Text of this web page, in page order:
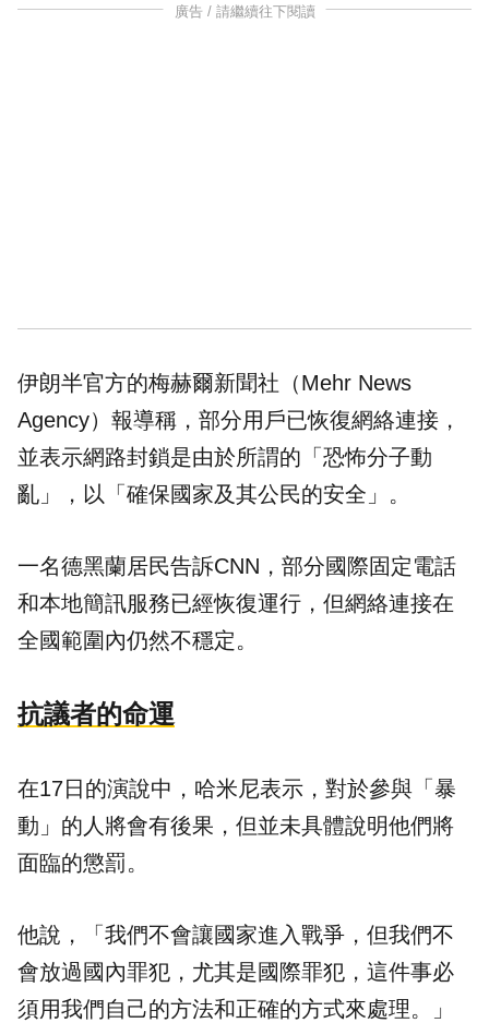
廣告 / 請繼續往下閱讀
伊朗半官方的梅赫爾新聞社（Mehr News
Agency）報導稱，部分用戶已恢復網絡連接，
並表示網路封鎖是由於所謂的「恐怖分子動
亂」，以「確保國家及其公民的安全」。
一名德黑蘭居民告訴CNN，部分國際固定電話
和本地簡訊服務已經恢復運行，但網絡連接在
全國範圍內仍然不穩定。
抗議者的命運
在17日的演說中，哈米尼表示，對於參與「暴
動」的人將會有後果，但並未具體說明他們將
面臨的懲罰。
他說，「我們不會讓國家進入戰爭，但我們不
會放過國內罪犯，尤其是國際罪犯，這件事必
須用我們自己的方法和正確的方式來處理。」